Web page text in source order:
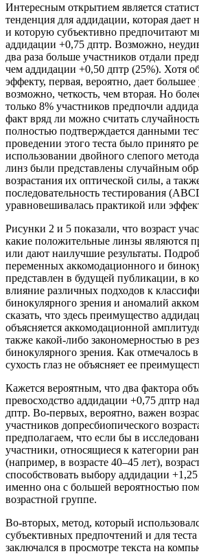
Интересным открытием является
тенденция для аддидации, которая дает
и которую субъективно предпочитают
аддидации +0,75 дптр. Возможно,
два раза больше участников отдали
чем аддидации +0,50 дптр (25%). Хотя
эффекту, первая, вероятно, дает
возможно, четкость, чем вторая. Но
только 8% участников предпочли
факт вряд ли можно считать
полностью подтверждается данными
проведении этого теста было принято
использовании двойного слепого
линз были представлены случайным
возрастания их оптической силы, а
последовательность тестирования
уравновешивалась практикой или
Рисунки 2 и 5 показали, что возраст
какие положительные линзы являются
или дают наилучшие результаты.
переменных аккомодационного и
представлен в будущей публикации, в
влияние различных подходов к
бинокулярного зрения и аномалий
сказать, что здесь преимущество
объясняется аккомодационной
также какой-либо закономерностью в
бинокулярного зрения. Как отмечалось
сухость глаз не объясняет ее
Кажется вероятным, что два фактора
превосходство аддидации +0,75 дптр
дптр. Во-первых, вероятно, важен
участников допресбиопического
предполагаем, что если бы в
участники, относящиеся к категории
(например, в возрасте 40–45 лет),
способствовать выбору аддидации
именно она с большей вероятностью
возрастной группе.
Во-вторых, метод, который
субъективных предпочтений и для
заключался в просмотре текста на